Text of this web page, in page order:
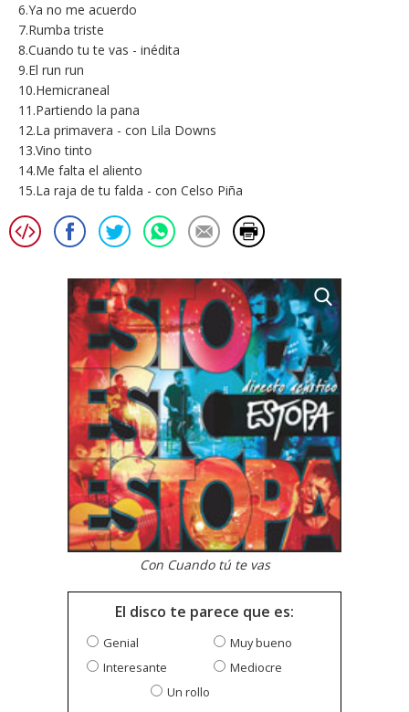
6.Ya no me acuerdo
7.Rumba triste
8.Cuando tu te vas - inédita
9.El run run
10.Hemicraneal
11.Partiendo la pana
12.La primavera - con Lila Downs
13.Vino tinto
14.Me falta el aliento
15.La raja de tu falda - con Celso Piña
Con Cuando tú te vas
El disco te parece que es:
Genial
Muy bueno
Interesante
Mediocre
Un rollo